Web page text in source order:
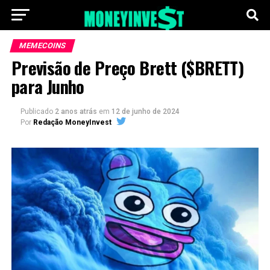
MEMECOINS
Previsão de Preço Brett ($BRETT)
para Junho
Publicado 2 anos atrás em 12 de junho de 2024
Por Redação MoneyInvest